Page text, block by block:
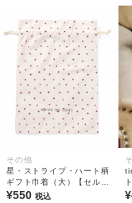
その他
星・ストライプ・ハート柄
ギフト巾着（大）【セルフ
ラッピングにおすすめ】
¥550 税込